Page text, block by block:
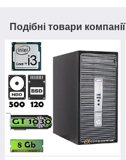
Подібні товари компанії